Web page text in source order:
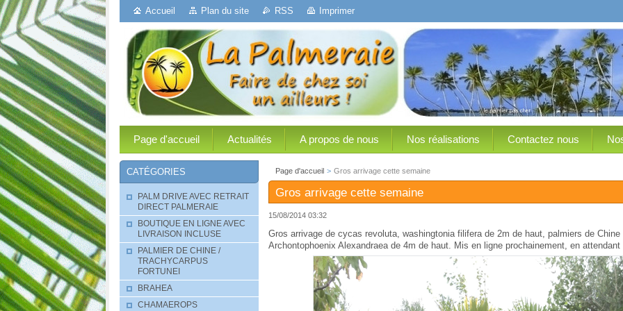
Accueil Plan du site RSS Imprimer
Page d'accueil Actualités A propos de nous Nos réalisations Contactez nous
Page d'accueil > Gros arrivage cette semaine
Gros arrivage cette semaine
15/08/2014 03:32
Gros arrivage de cycas revoluta, washingtonia filifera de 2m de haut, palmiers de
Archontophoenix Alexandraea de 4m de haut. Mis en ligne prochainement, en
CATÉGORIES
PALM DRIVE AVEC RETRAIT
DIRECT PALMERAIE
BOUTIQUE EN LIGNE AVEC
LIVRAISON INCLUSE
PALMIER DE CHINE /
TRACHYCARPUS
FORTUNEI
BRAHEA
CHAMAEROPS